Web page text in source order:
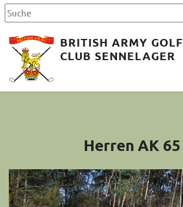
BRITISH ARMY GOLF
CLUB SENNELAGER
Herren AK 65